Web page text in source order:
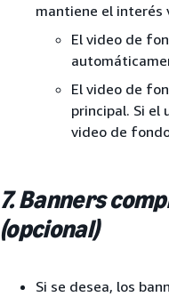
mantiene el interés
El video de
El video de
principal. Si el
video de
7. Banners
(opcional)
Si se desea, los